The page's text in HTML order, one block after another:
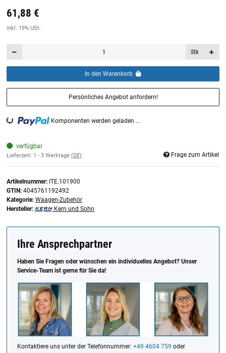
Preis:19,44 €
61,88 €
inkl. 19% USt.
Stk
In den Warenkorb
Persönliches Angebot anfordern!
Loading... Komponenten werden geladen ...
verfügbar
Lieferzeit: 1 - 3 Werktage (DE) Frage zum Artikel
Artikelnummer: ITE.101900
GTIN: 4045761192492
Kategorie: Waagen-Zubehör
Hersteller:
Kern und Sohn
Ihre Ansprechpartner
Haben Sie Fragen oder wünschen ein individuelles Angebot? Unser
Service-Team ist gerne für Sie da!
Kontaktiere uns unter der Telefonnummer: +49 4604 759 oder